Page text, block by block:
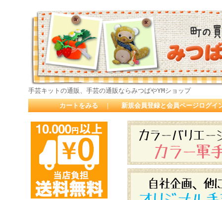
手芸キットの通販、手芸の通販ならみつばやYMショップ
カートをみる ｜ 新規会員登録と会員ページログイ